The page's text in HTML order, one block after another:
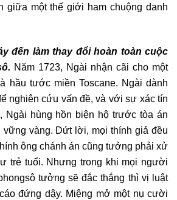
giữa một thế giới ham chuộng danh
đến làm thay đổi hoàn toàn cuộc
Năm 1723, Ngài nhận cãi cho một
hầu tước miền Toscane. Ngài dành
nghiên cứu vấn đề, và với sự xác tín
Ngài hùng hồn biện hộ trước tòa án
vàng. Dứt lời, mọi thính giả đều
ông chánh án cũng tưởng phải xử
trẻ tuổi. Nhưng trong khi mọi người
tưởng sẽ đắc thắng thì vị luật
đứng dậy. Miệng mở một nụ cười